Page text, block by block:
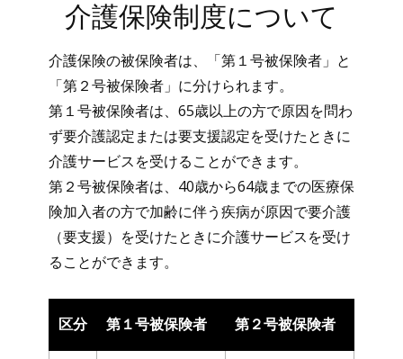
介護保険制度について
介護保険の被保険者は、「第１号被保険者」と
「第２号被保険者」に分けられます。
第１号被保険者は、65歳以上の方で原因を問わ
ず要介護認定または要支援認定を受けたときに
介護サービスを受けることができます。
第２号被保険者は、40歳から64歳までの医療保
険加入者の方で加齢に伴う疾病が原因で要介護
（要支援）を受けたときに介護サービスを受け
ることができます。
区分 第１号被保険者 第２号被保険者